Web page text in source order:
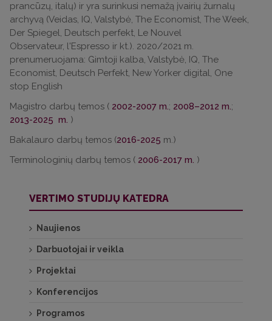
prancūzų, italų) ir yra surinkusi nemažą įvairių žurnalų
archyvą (Veidas, IQ, Valstybė, The Economist, The Week,
Der Spiegel, Deutsch perfekt, Le Nouvel
Observateur, l'Espresso ir kt.). 2020/2021 m.
prenumeruojama: Gimtoji kalba, Valstybė, IQ, The
Economist, Deutsch Perfekt, New Yorker digital, One
stop English
Magistro darbų temos ( 2002-2007 m.; 2008–2012 m.;
2013-2025 m. )
Bakalauro darbų temos (2016-2025 m.)
Terminologinių darbų temos ( 2006-2017 m. )
VERTIMO STUDIJŲ KATEDRA
Naujienos
Darbuotojai ir veikla
Projektai
Konferencijos
Programos